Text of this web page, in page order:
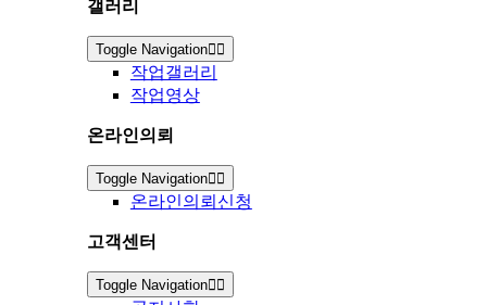
갤러리
Toggle Navigation
작업갤러리
작업영상
온라인의뢰
Toggle Navigation
온라인의뢰신청
고객센터
Toggle Navigation